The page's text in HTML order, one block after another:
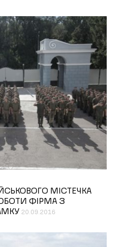
МІСТЕЧКА
ФІРМА З
20.09.2016